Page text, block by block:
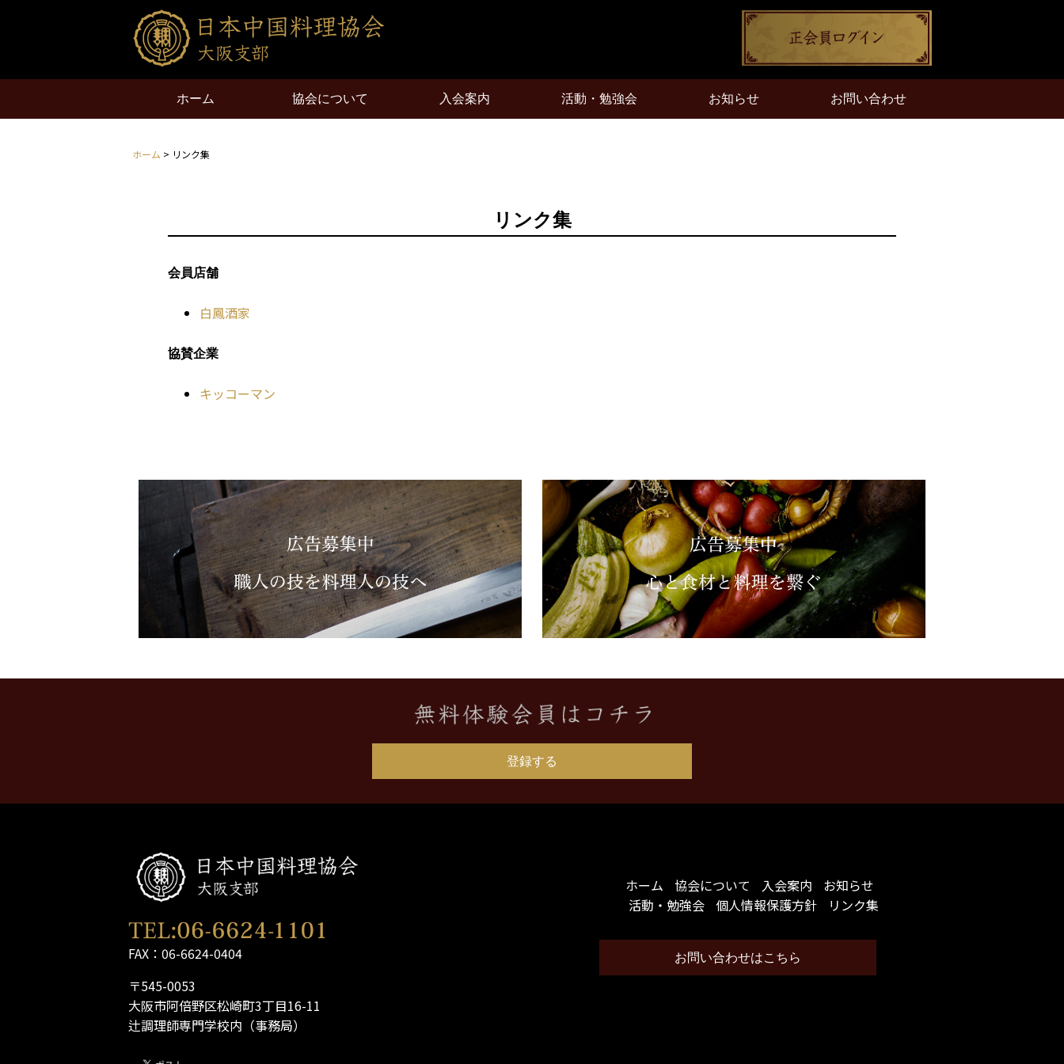
ホーム 協会について 入会案内 活動・勉強会 お知らせ お問い合わせ
ホーム > リンク集
リンク集
会員店舗
白鳳酒家
協賛企業
キッコーマン
登録する
ホーム 協会について 入会案内
お知らせ
活動・勉強会
個人情報保護方針 リンク集
お問い合わせはこちら
FAX：06-6624-0404
〒545-0053
大阪市阿倍野区松崎町3丁目16-11
辻調理師専門学校内（事務局）